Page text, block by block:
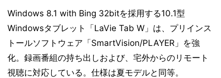
Windows 8.1 with Bing 32bitを採用する10.1型
Windowsタブレット「LaVie Tab W」は、プリインス
トールソフトウェア「SmartVision/PLAYER」を強
化。録画番組の持ち出しおよび、宅外からのリモート
視聴に対応している。仕様は夏モデルと同等。